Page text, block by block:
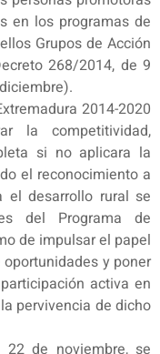
en los programas de
Grupos de Acción
268/2014, de 9
2014-2020
la competitividad,
si no aplicara la
el reconocimiento a
el desarrollo rural se
del Programa de
de impulsar el papel
y poner
activa en
pervivencia de dicho
de noviembre, se